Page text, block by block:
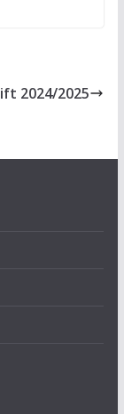
2024/2025